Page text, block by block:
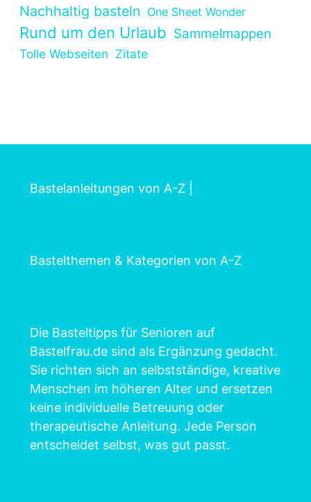
Nachhaltig basteln One Sheet Wonder
Rund um den Urlaub Sammelmappen
Tolle Webseiten Zitate
Bastelanleitungen von A-Z
Bastelthemen & Kategorien von A-Z
Die Basteltipps für Senioren auf
Bastelfrau.de sind als Ergänzung gedacht.
Sie richten sich an selbstständige, kreative
Menschen im höheren Alter und ersetzen
keine individuelle Betreuung oder
therapeutische Anleitung. Jede Person
entscheidet selbst, was gut passt.